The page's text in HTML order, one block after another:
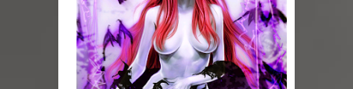
Parte 06: Coletazos
Parte 05: Los Horrores del Infierno
Parte 04: Oídos Sordos